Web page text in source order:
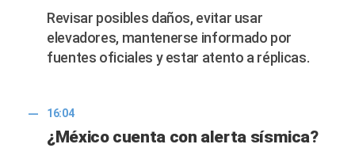
Revisar posibles daños, evitar usar
elevadores, mantenerse informado por
fuentes oficiales y estar atento a réplicas.
16:04
¿México cuenta con alerta sísmica?